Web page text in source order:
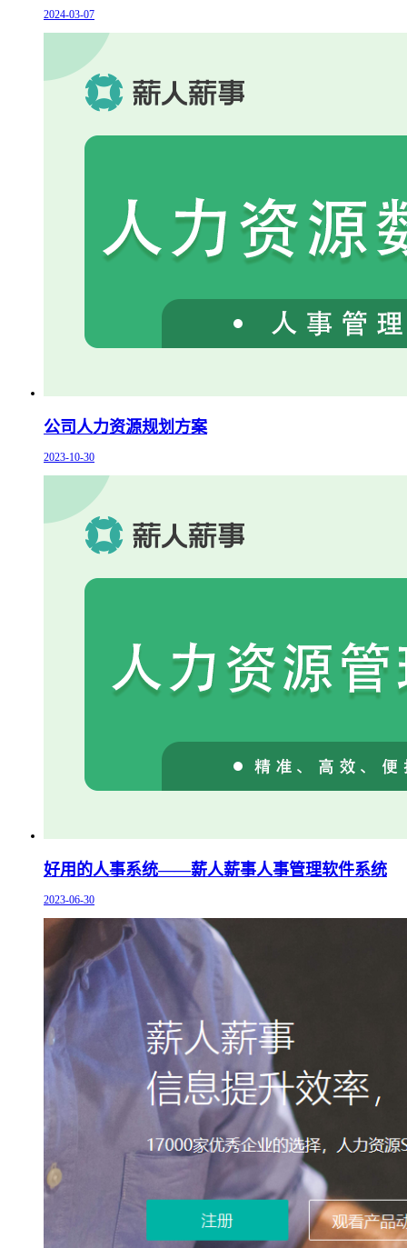
2024-03-07
公司人力资源规划方案
2023-10-30
好用的人事系统——薪人薪事人事管理软件系统
2023-06-30